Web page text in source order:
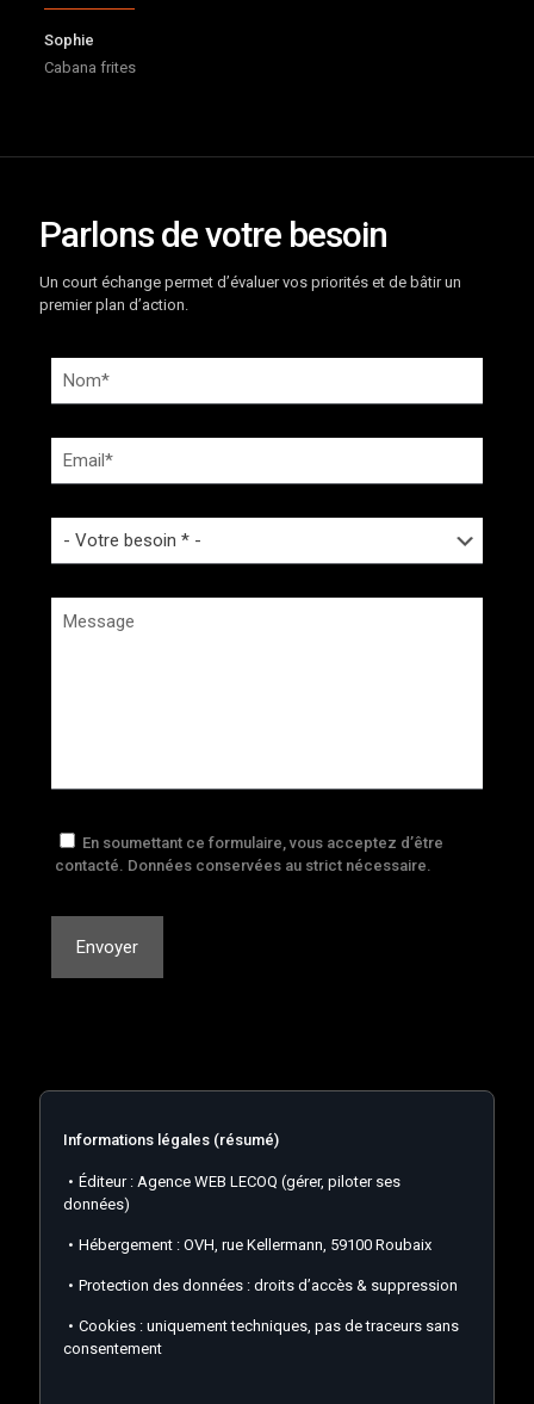
Sophie
Cabana frites
Parlons de votre besoin
Un court échange permet d’évaluer vos priorités et de bâtir un
premier plan d’action.
En soumettant ce formulaire, vous acceptez d’être
contacté. Données conservées au strict nécessaire.
Informations légales (résumé)
Éditeur : Agence WEB LECOQ (gérer, piloter ses
données)
Hébergement : OVH, rue Kellermann, 59100 Roubaix
Protection des données : droits d’accès & suppression
Cookies : uniquement techniques, pas de traceurs sans
consentement